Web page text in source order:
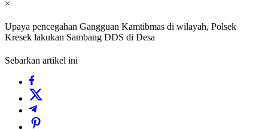
×
Upaya pencegahan Gangguan Kamtibmas di wilayah, Polsek
Kresek lakukan Sambang DDS di Desa
Sebarkan artikel ini